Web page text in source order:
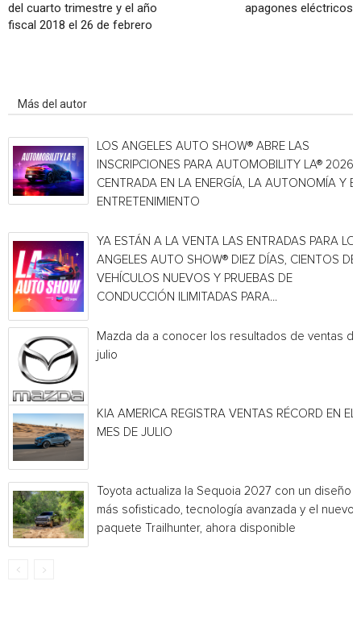
del cuarto trimestre y el año
fiscal 2018 el 26 de febrero
apagones eléctricos
Más del autor
LOS ANGELES AUTO SHOW® ABRE LAS
INSCRIPCIONES PARA AUTOMOBILITY LA® 2026,
CENTRADA EN LA ENERGÍA, LA AUTONOMÍA Y EL
ENTRETENIMIENTO
YA ESTÁN A LA VENTA LAS ENTRADAS PARA
ANGELES AUTO SHOW® DIEZ DÍAS, CIENTOS DE
VEHÍCULOS NUEVOS Y PRUEBAS DE
CONDUCCIÓN ILIMITADAS PARA...
Mazda da a conocer los resultados de ventas de
julio
KIA AMERICA REGISTRA VENTAS RÉCORD EN EL
MES DE JULIO
Toyota actualiza la Sequoia 2027 con un diseño
más sofisticado, tecnología avanzada y el nuevo
paquete Trailhunter, ahora disponible